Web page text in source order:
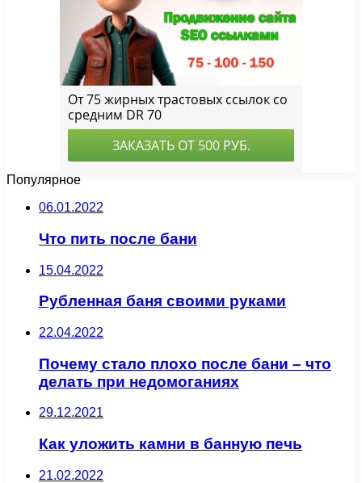
Популярное
06.01.2022
Что пить после бани
15.04.2022
Рубленная баня своими руками
22.04.2022
Почему стало плохо после бани – что
делать при недомоганиях
29.12.2021
Как уложить камни в банную печь
21.02.2022